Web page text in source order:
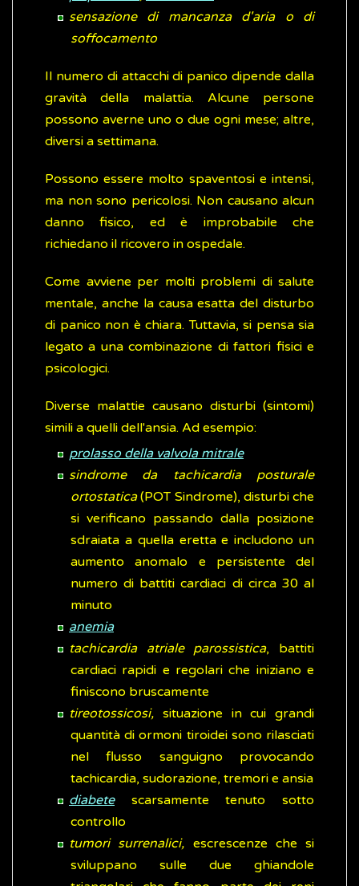
sensazione di mancanza d'aria o di
soffocamento
Il numero di attacchi di panico dipende dalla
gravità della malattia. Alcune persone
possono averne uno o due ogni mese; altre,
diversi a settimana.
Possono essere molto spaventosi e intensi,
ma non sono pericolosi. Non causano alcun
danno fisico, ed è improbabile che
richiedano il ricovero in ospedale.
Come avviene per molti problemi di salute
mentale, anche la causa esatta del disturbo
di panico non è chiara. Tuttavia, si pensa sia
legato a una combinazione di fattori fisici e
psicologici.
Diverse malattie causano disturbi (sintomi)
simili a quelli dell'ansia. Ad esempio:
prolasso della valvola mitrale
sindrome da tachicardia posturale
ortostatica(POT Sindrome), disturbi che
si verificano passando dalla posizione
sdraiata a quella eretta e includono un
aumento anomalo e persistente del
numero di battiti cardiaci di circa 30 al
minuto
anemia
tachicardia atriale parossistica, battiti
cardiaci rapidi e regolari che iniziano e
finiscono bruscamente
tireotossicosi, situazione in cui grandi
quantità di ormoni tiroidei sono rilasciati
nel flusso sanguigno provocando
tachicardia, sudorazione, tremori e ansia
diabetescarsamente tenuto sotto
controllo
tumori surrenalici, escrescenze che si
sviluppano sulle due ghiandole